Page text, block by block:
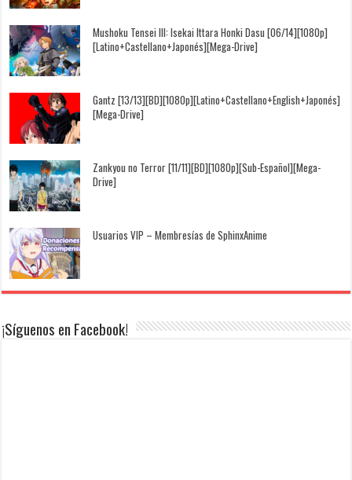
Mushoku Tensei III: Isekai Ittara Honki Dasu [06/14][1080p]
[Latino+Castellano+Japonés][Mega-Drive]
Gantz [13/13][BD][1080p][Latino+Castellano+English+Japonés]
[Mega-Drive]
Zankyou no Terror [11/11][BD][1080p][Sub-Español][Mega-
Drive]
Usuarios VIP – Membresías de SphinxAnime
¡Síguenos en Facebook!